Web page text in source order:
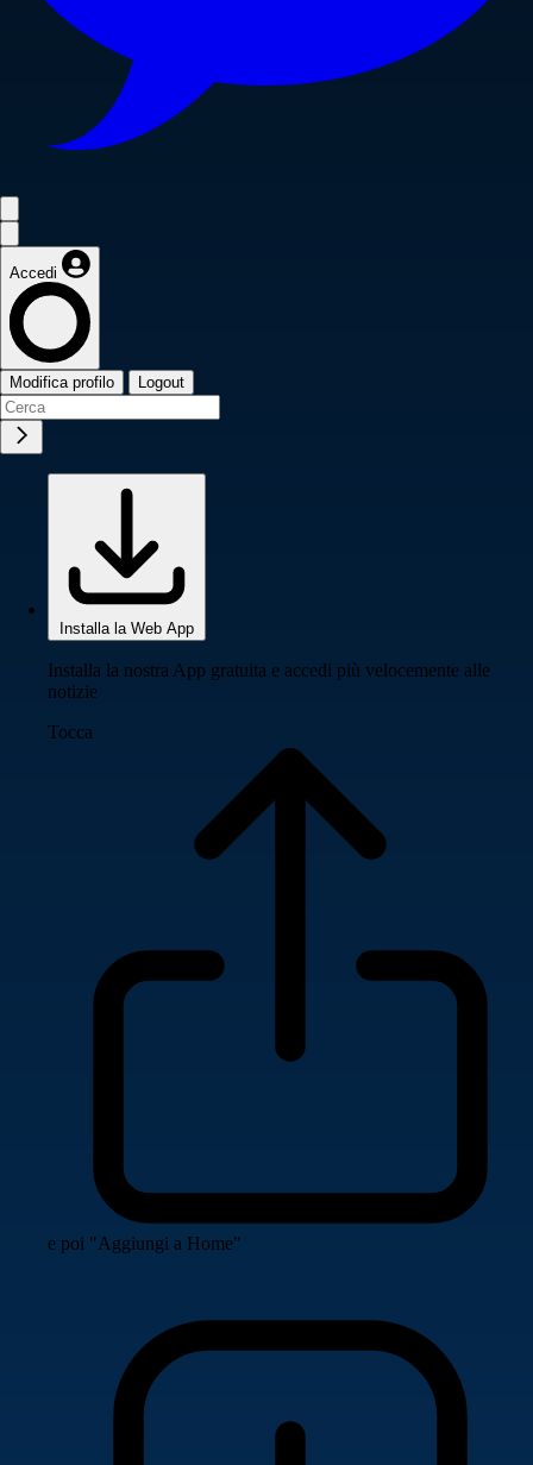
Accedi
Modifica profilo Logout
Installa la Web App
Installa la nostra App gratuita e accedi più velocemente alle
notizie
Tocca
e poi "Aggiungi a Home"